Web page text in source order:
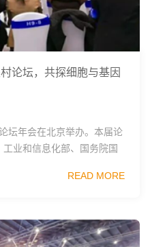
论坛，共探细胞与基因
坛年会在北京举办。本届论
业和信息化部、国务院国
READ MORE